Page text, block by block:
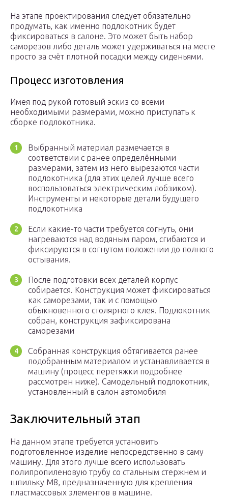
На этапе проектирования следует обязательно
продумать, как именно подлокотник будет
фиксироваться в салоне. Это может быть набор
саморезов либо деталь может удерживаться на месте
просто за счёт плотной посадки между сиденьями.
Процесс изготовления
Имея под рукой готовый эскиз со всеми
необходимыми размерами, можно приступать к
сборке подлокотника.
Выбранный материал размечается в
соответствии с ранее определёнными
размерами, затем из него вырезаются части
подлокотника (для этих целей лучше всего
воспользоваться электрическим лобзиком).
Инструменты и некоторые детали будущего
подлокотника
Если какие-то части требуется согнуть, они
нагреваются над водяным паром, сгибаются и
фиксируются в согнутом положении до полного
остывания.
После подготовки всех деталей корпус
собирается. Конструкция может фиксироваться
как саморезами, так и с помощью
обыкновенного столярного клея. Подлокотник
собран, конструкция зафиксирована
саморезами
Собранная конструкция обтягивается ранее
подобранным материалом и устанавливается в
машину (процесс перетяжки подробнее
рассмотрен ниже). Самодельный подлокотник,
установленный в салон автомобиля
Заключительный этап
На данном этапе требуется установить
подготовленное изделие непосредственно в саму
машину. Для этого лучше всего использовать
полипропиленовую трубу со стальным стержнем и
шпильку М8, предназначенную для крепления
пластмассовых элементов в машине.